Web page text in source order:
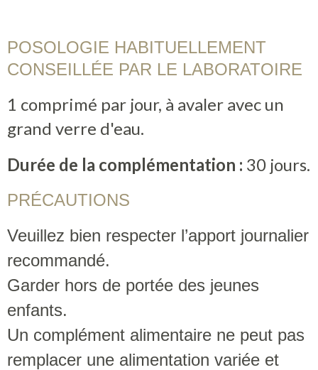
POSOLOGIE HABITUELLEMENT
CONSEILLÉE PAR LE LABORATOIRE
1 comprimé par jour, à avaler avec un
grand verre d'eau.
Durée de la complémentation : 30 jours.
PRÉCAUTIONS
Veuillez bien respecter l’apport journalier
recommandé.
Garder hors de portée des jeunes
enfants.
Un complément alimentaire ne peut pas
remplacer une alimentation variée et